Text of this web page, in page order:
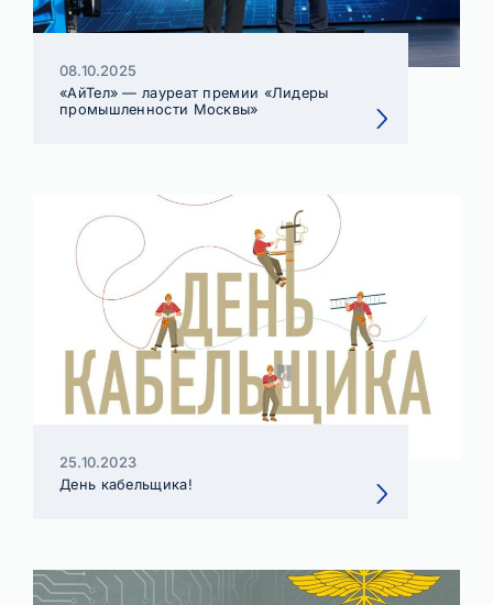
«АйТел» — лауреат премии «Лидеры
промышленности Москвы»
08.10.2025
День кабельщика!
25.10.2023